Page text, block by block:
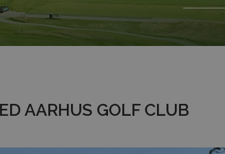
AARHUS GOLF CLUB